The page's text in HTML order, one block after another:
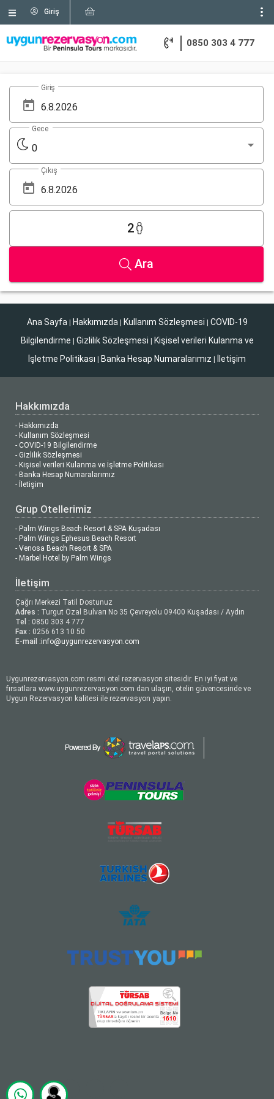
Giriş
0850 303 4 777
Giriş
0
Gece
Çıkış
2
Ara
Ana Sayfa | Hakkımızda | Kullanım Sözleşmesi | COVID-19
Bilgilendirme | Gizlilik Sözleşmesi | Kişisel verileri Kulanma ve
İşletme Politikası | Banka Hesap Numaralarımız | İletişim
Hakkımızda
- Hakkımızda
- Kullanım Sözleşmesi
- COVID-19 Bilgilendirme
- Gizlilik Sözleşmesi
- Kişisel verileri Kulanma ve İşletme Politikası
- Banka Hesap Numaralarımız
- İletişim
Grup Otellerimiz
- Palm Wings Beach Resort & SPA Kuşadası
- Palm Wings Ephesus Beach Resort
- Venosa Beach Resort & SPA
- Marbel Hotel by Palm Wings
İletişim
Çağrı Merkezi Tatil Dostunuz
Adres : Turgut Özal Bulvarı No 35 Çevreyolu 09400 Kuşadası / Aydın
Tel : 0850 303 4 777
Fax : 0256 613 10 50
E-mail :info@uygunrezervasyon.com
Uygunrezervasyon.com resmi otel rezervasyon sitesidir. En iyi fiyat ve
fırsatlara www.uygunrezervasyon.com dan ulaşın, otelin güvencesinde ve
Uygun Rezervasyon kalitesi ile rezervasyon yapın.